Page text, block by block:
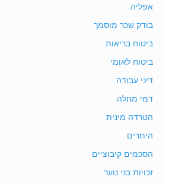
אפליה
בודק שכר מוסמך
ביטוח בריאות
ביטוח לאומי
דיני עבודה
דמי מחלה
הטרדה מינית
היתרים
הסכמים קיבוציים
זכויות בני נוער